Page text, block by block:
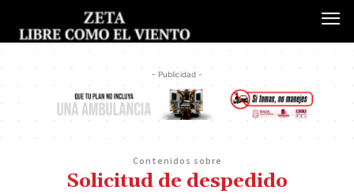
- Publicidad -
Contenidos sobre
Solicitud de despedido